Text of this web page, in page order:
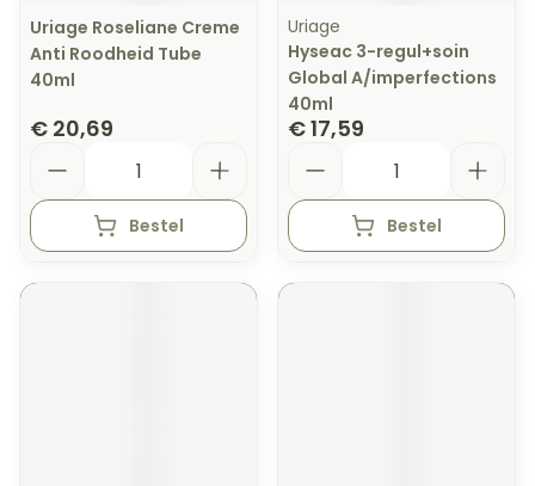
Uriage Roseliane Creme
Anti Roodheid Tube
40ml
€ 20,69
Bestel
Uriage
Hyseac 3-regul+soin
Global A/imperfections
40ml
€ 17,59
Bestel